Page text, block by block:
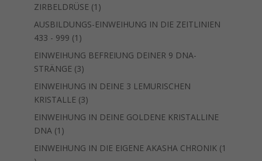
ZIRBELDRÜSE 1 1
Produkt
AUSBILDUNGS-EINWEIHUNG IN DIE ZEITLINIEN
433 - 999 1 1
Produkt
EINWEIHUNG BEFREIUNG DEINER 9 DNA-
STRÄNGE 33
Produkte
EINWEIHUNG IN DEINE 3 LEMURISCHEN
KRISTALLE 33
Produkte
EINWEIHUNG IN DEINE GOLDENE KRISTALLINE
DNA 1 1
Produkt
EINWEIHUNG IN DIE EIGENE AKASHA CHRONIK 1